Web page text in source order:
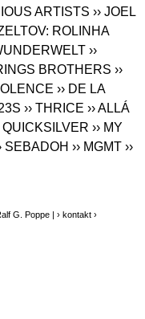
ARTISTS ›› JOEL
ROLINHA
››
BROTHERS ››
›› DE LA
›› THRICE ›› ALLÁ
QUICKSILVER ›› MY
SEBADOH ›› MGMT ››
G. Poppe |› kontakt ›